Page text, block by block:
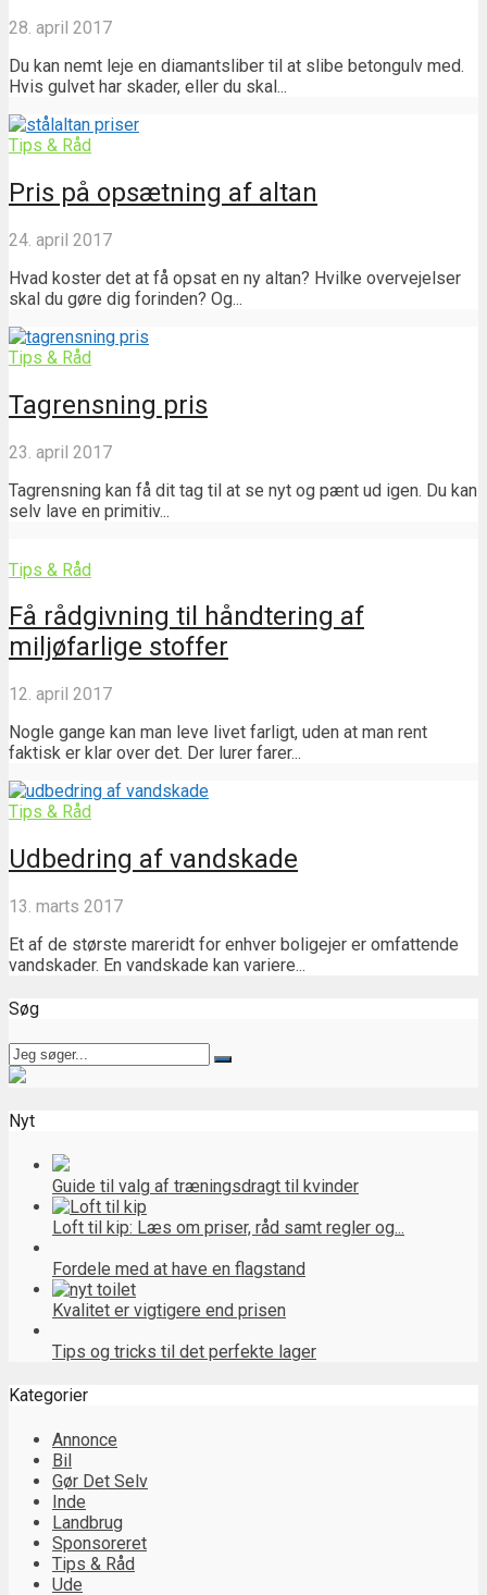
28. april 2017
Du kan nemt leje en diamantsliber til at slibe betongulv med.
Hvis gulvet har skader, eller du skal...
Tips & Råd
Pris på opsætning af altan
24. april 2017
Hvad koster det at få opsat en ny altan? Hvilke overvejelser
skal du gøre dig forinden? Og...
Tips & Råd
Tagrensning pris
23. april 2017
Tagrensning kan få dit tag til at se nyt og pænt ud igen. Du kan
selv lave en primitiv...
Tips & Råd
Få rådgivning til håndtering af
miljøfarlige stoffer
12. april 2017
Nogle gange kan man leve livet farligt, uden at man rent
faktisk er klar over det. Der lurer farer...
Tips & Råd
Udbedring af vandskade
13. marts 2017
Et af de største mareridt for enhver boligejer er omfattende
vandskader. En vandskade kan variere...
Søg
Nyt
Guide til valg af træningsdragt til kvinder
Loft til kip: Læs om priser, råd samt regler og...
Fordele med at have en flagstand
Kvalitet er vigtigere end prisen
Tips og tricks til det perfekte lager
Kategorier
Annonce
Bil
Gør Det Selv
Inde
Landbrug
Sponsoreret
Tips & Råd
Ude